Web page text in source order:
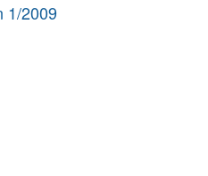
1/2009